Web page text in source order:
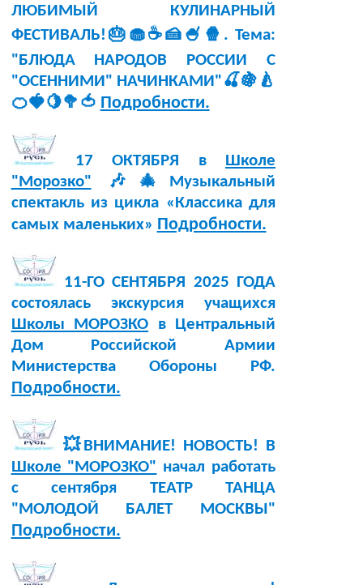
ЛЮБИМЫЙ КУЛИНАРНЫЙ
ФЕСТИВАЛЬ!🎂🧁☕🍰🍧🍿. Тема:
"БЛЮДА НАРОДОВ РОССИИ С
"ОСЕННИМИ" НАЧИНКАМИ"🍒🍇🍐
🍊🍓🍋🥦🍅 Подробности.
17 ОКТЯБРЯ в Школе
"Морозко" 🎶🎄Музыкальный
спектакль из цикла «Классика для
самых маленьких» Подробности.
11-ГО СЕНТЯБРЯ 2025 ГОДА
состоялась экскурсия учащихся
Школы МОРОЗКО в Центральный
Дом Российской Армии
Министерства Обороны РФ.
Подробности.
💥ВНИМАНИЕ! НОВОСТЬ! В
Школе "МОРОЗКО" начал работать
с сентября ТЕАТР ТАНЦА
"МОЛОДОЙ БАЛЕТ МОСКВЫ"
Подробности.